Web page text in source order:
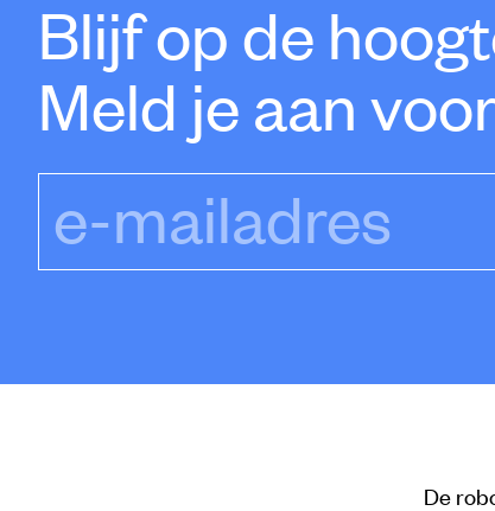
Blijf op de
Meld je aan
e-mailadres
De